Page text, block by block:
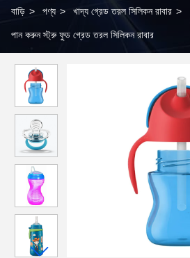
বাড়ি > পণ্য > খাদ্য গ্রেড তরল সিলিকন রাবার >
পান করুন স্ট্রু ফুড গ্রেড তরল সিলিকন রাবার